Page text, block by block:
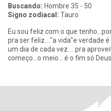
Buscando: Hombre 35 - 50
Signo zodiacal: Tauro
Eu sou feliz com o que
pra ser feliz...."a vida"e verdade é tudo que precisamos....há....e de
um dia de cada vez.....pra
começo...o meio... é o fim só Deus